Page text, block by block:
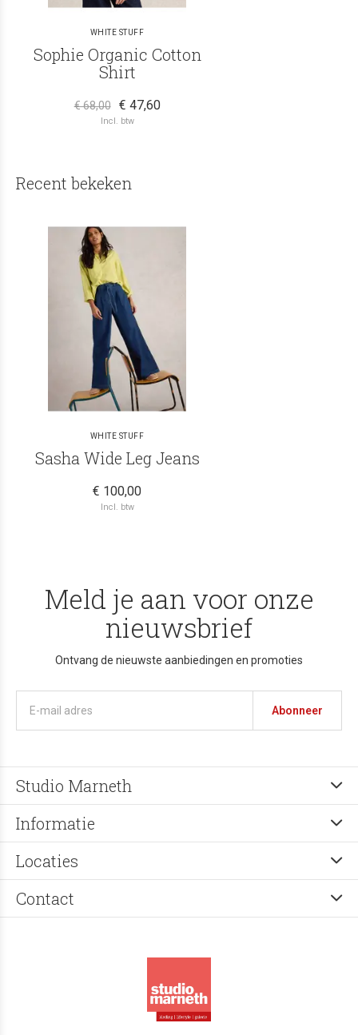
WHITE STUFF
Sophie Organic Cotton
Shirt
€ 68,00 € 47,60
Incl. btw
Recent bekeken
WHITE STUFF
Sasha Wide Leg Jeans
€ 100,00
Incl. btw
Meld je aan voor onze
nieuwsbrief
Ontvang de nieuwste aanbiedingen en promoties
Abonneer
Studio Marneth
Informatie
Locaties
Contact